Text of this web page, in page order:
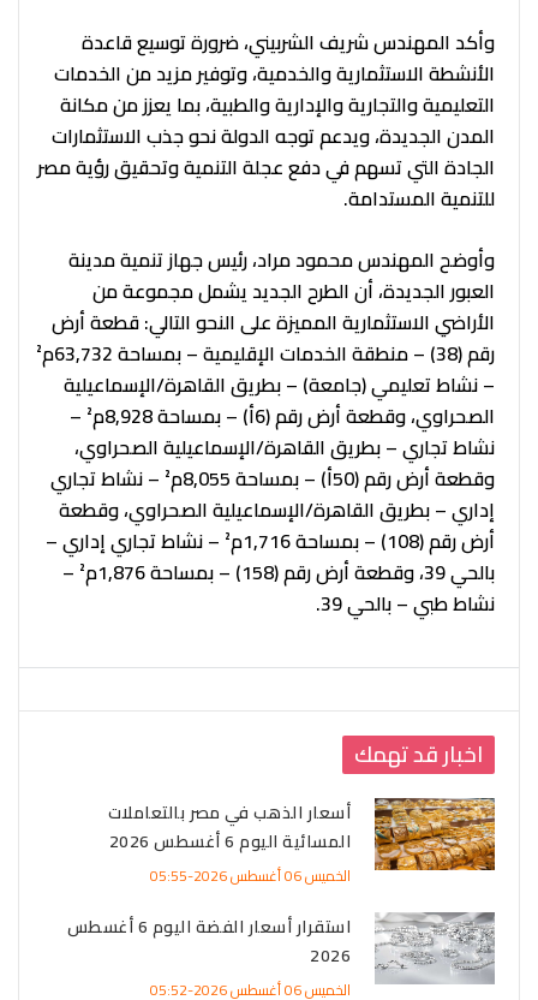
وأكد المهندس شريف الشربيني، ضرورة توسيع قاعدة
الأنشطة الاستثمارية والخدمية، وتوفير مزيد من الخدمات
التعليمية والتجارية والإدارية والطبية، بما يعزز من مكانة
المدن الجديدة، ويدعم توجه الدولة نحو جذب الاستثمارات
الجادة التي تسهم في دفع عجلة التنمية وتحقيق رؤية مصر
للتنمية المستدامة.
وأوضح المهندس محمود مراد، رئيس جهاز تنمية مدينة
العبور الجديدة، أن الطرح الجديد يشمل مجموعة من
الأراضي الاستثمارية المميزة على النحو التالي: قطعة أرض
رقم (38) – منطقة الخدمات الإقليمية – بمساحة 63,732م²
– نشاط تعليمي (جامعة) – بطريق القاهرة/الإسماعيلية
الصحراوي، وقطعة أرض رقم (6أ) – بمساحة 8,928م² –
نشاط تجاري – بطريق القاهرة/الإسماعيلية الصحراوي،
وقطعة أرض رقم (50أ) – بمساحة 8,055م² – نشاط تجاري
إداري – بطريق القاهرة/الإسماعيلية الصحراوي، وقطعة
أرض رقم (108) – بمساحة 1,716م² – نشاط تجاري إداري –
بالحي 39، وقطعة أرض رقم (158) – بمساحة 1,876م² –
نشاط طبي – بالحي 39.
اخبار قد تهمك
أسعار الذهب في مصر بالتعاملات
المسائية اليوم 6 أغسطس 2026
الخميس 06 أغسطس 2026-05:55
استقرار أسعار الفضة اليوم 6 أغسطس
2026
الخميس 06 أغسطس 2026-05:52